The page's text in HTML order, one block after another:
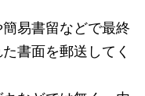
易書留などで最終
書面を郵送してく